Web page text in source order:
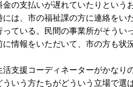
の支払いが遅れていたりという
は、市の福祉課の方に連絡をい
ている。民間の事業所がそうい
情報をいただいて、市の方も状
支援コーディネーターがかなり
いう方たちがどういう立場で選